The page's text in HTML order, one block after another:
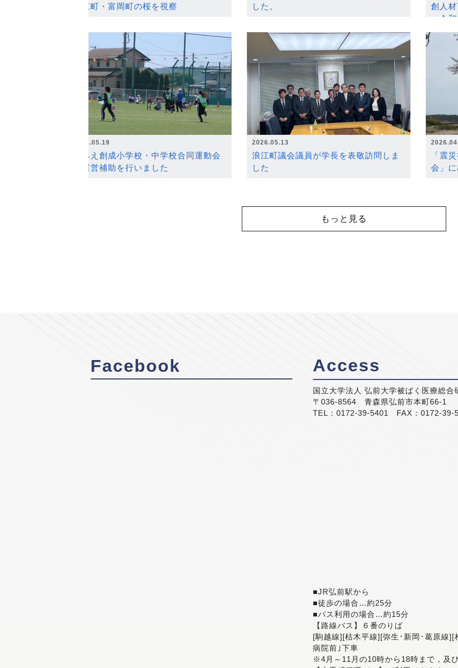
浪江町・富岡町の桜を視察
した。
創人
～令
2026.05.19
なみえ創成小学校・中学校合同運動会
の運営補助を行いました
2026.05.13
浪江町議会議員が学長を表敬訪問しま
した
「震
会」
もっと見る
Facebook Access
国立大学法人 弘前大学被ばく医療総合
〒036-8564 青森県弘前市本町66-1
TEL：0172-39-5401 FAX：0172-39-
■JR弘前駅から
■徒歩の場合…約25分
■バス利用の場合…約15分
【路線バス】６番のりば
[駒越線][枯木平線][弥生･新岡･葛原線
病院前｣下車
※4月～11月の10時から18時まで，及